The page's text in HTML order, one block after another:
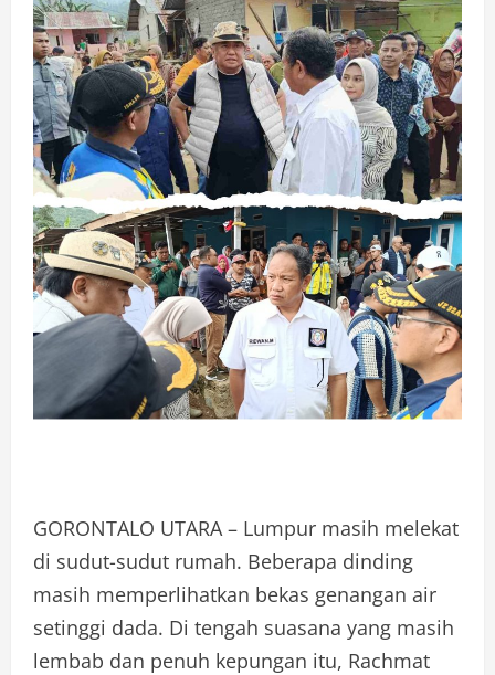
GORONTALO UTARA – Lumpur masih melekat
di sudut-sudut rumah. Beberapa dinding
masih memperlihatkan bekas genangan air
setinggi dada. Di tengah suasana yang masih
lembab dan penuh kepungan itu, Rachmat